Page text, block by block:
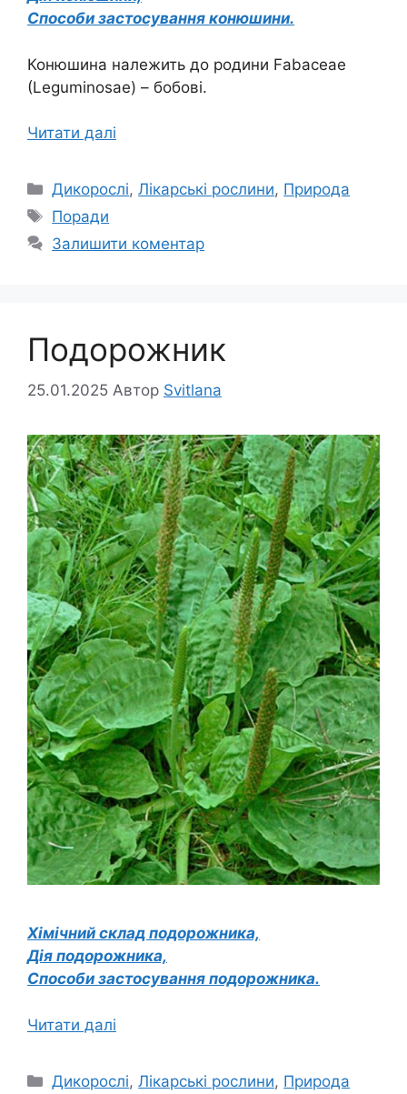
Способи застосування конюшини.
Конюшина належить до родини Fabaceae
(Leguminosae) – бобові.
Читати далі
Категорії
Дикорослі,Лікарські рослини, Природа
Позначки
Поради
Залишити коментар
Подорожник
25.01.2025 Автор Svitlana
Хімічний склад подорожника,
Дія подорожника,
Способи застосування подорожника.
Читати далі
Категорії
Дикорослі,Лікарські рослини, Природа